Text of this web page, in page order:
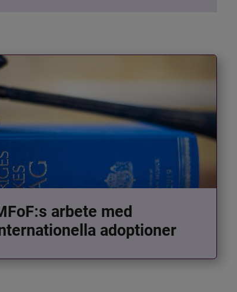
arbete med
adoptioner